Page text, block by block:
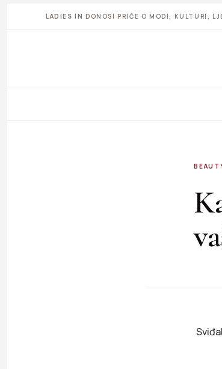
LADIES IN DONOSI PRIČE O MODI, KULTURI,